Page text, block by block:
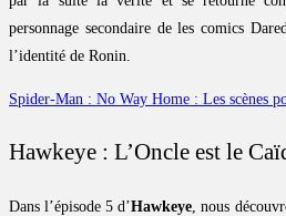
personnage secondaire de les comics
l’identité de Ronin.
Spider-Man : No Way Home : Les scènes
Hawkeye : L’Oncle est le
Dans l’épisode 5 d’Hawkeye , nous